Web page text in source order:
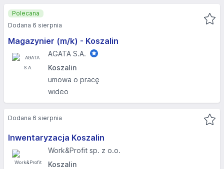
Magazynier (m/k) - Koszalin
AGATA S.A.
Koszalin
umowa o pracę
wideo
Polecana
Dodana 6 sierpnia
Inwentaryzacja Koszalin
Work&Profit sp. z o.o.
Koszalin
Dodana 6 sierpnia